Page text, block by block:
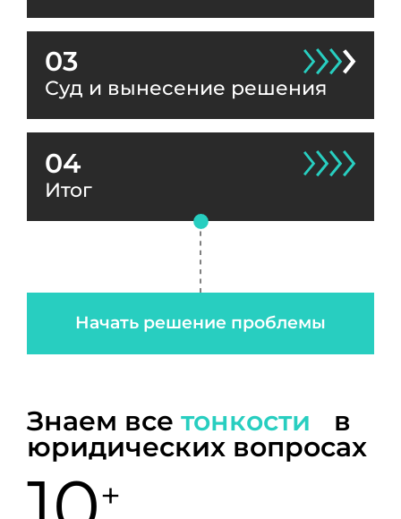
03
Суд и вынесение решения
04
Итог
Начать решение проблемы
Знаем все тонкости в
юридических вопросах
+